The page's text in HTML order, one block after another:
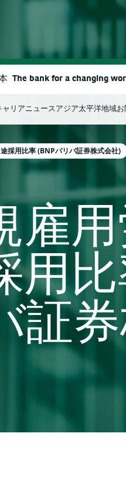
The bank for a changing
検索
ャリアニュースアジア太平洋地域お
採用比率 (BNPパリバ証券株式会社)
雇
用
証